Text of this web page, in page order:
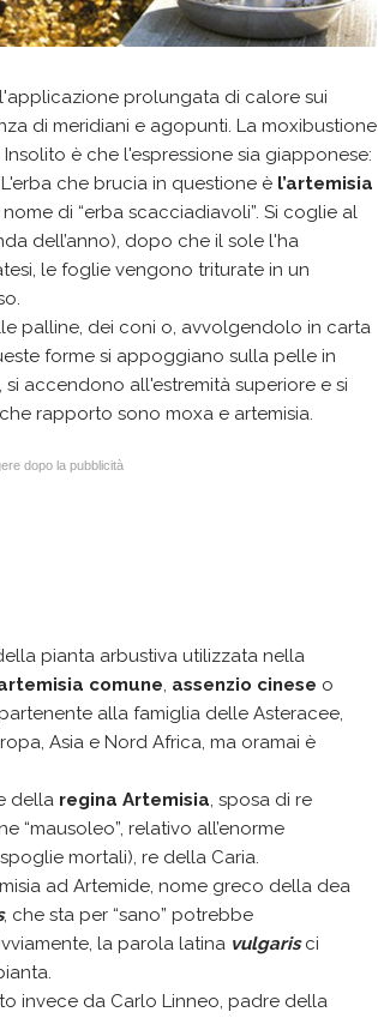
prolungata di calore sui
di meridiani e agopunti. La moxibustione
è che l'espressione sia giapponese:
che brucia in questione è l’artemisia
di “erba scacciadiavoli”. Si coglie al
dell’anno), dopo che il sole l'ha
le foglie vengono triturate in un
palline, dei coni o, avvolgendolo in carta
forme si appoggiano sulla pelle in
accendono all'estremità superiore e si
rapporto sono moxa e artemisia.
dopo la pubblicità
pianta arbustiva utilizzata nella
comune, assenzio cinese o
alla famiglia delle Asteracee,
Asia e Nord Africa, ma oramai è
della regina Artemisia, sposa di re
“mausoleo”, relativo all’enorme
mortali), re della Caria.
ad Artemide, nome greco della dea
, che sta per “sano” potrebbe
la parola latina vulgarisci
invece da Carlo Linneo, padre della